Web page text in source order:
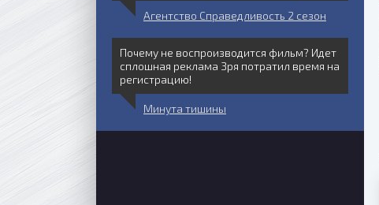
Агентство Справедливость 2 сезон
Почему не воспроизводится фильм? Идет
сплошная реклама Зря потратил время на
регистрацию!
Минута тишины